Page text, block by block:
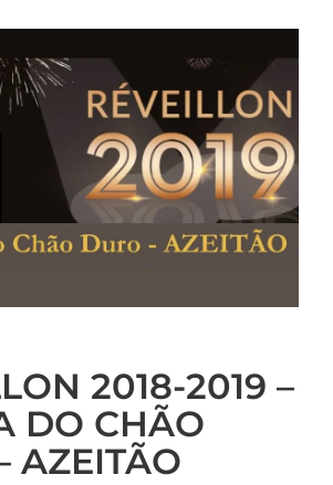
2018-2019 –
DO CHÃO
AZEITÃO